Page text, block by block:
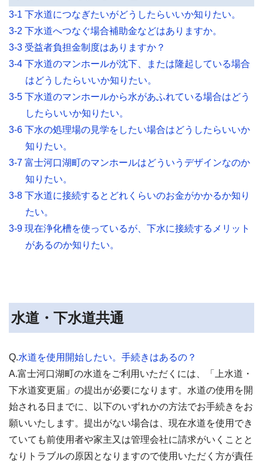
3-1 下水道につなぎたいがどうしたらいいか知りたい。
3-2 下水道へつなぐ場合補助金などはありますか。
3-3 受益者負担金制度はありますか？
3-4 下水道のマンホールが沈下、または隆起している場合
はどうしたらいいか知りたい。
3-5 下水道のマンホールから水があふれている場合はどう
したらいいか知りたい。
3-6 下水の処理場の見学をしたい場合はどうしたらいいか
知りたい。
3-7 富士河口湖町のマンホールはどういうデザインなのか
知りたい。
3-8 下水道に接続するとどれくらいのお金がかかるか知り
たい。
3-9 現在浄化槽を使っているが、下水に接続するメリット
があるのか知りたい。
水道・下水道共通
Q.水道を使用開始したい。手続きはあるの？
A.富士河口湖町の水道をご利用いただくには、「上水道・
下水道変更届」の提出が必要になります。水道の使用を開
始される日までに、以下のいずれかの方法でお手続きをお
願いいたします。提出がない場合は、現在水道を使用でき
ていても前使用者や家主又は管理会社に請求がいくことと
なりトラブルの原因となりますので使用いただく方が責任